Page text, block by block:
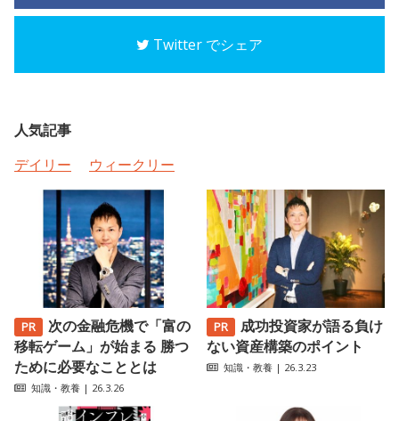
Twitter でシェア
人気記事
デイリー
ウィークリー
次の金融危機で「富の
移転ゲーム」が始まる 勝つ
ために必要なこととは
知識・教養 | 26.3.26
成功投資家が語る負け
ない資産構築のポイント
知識・教養 | 26.3.23